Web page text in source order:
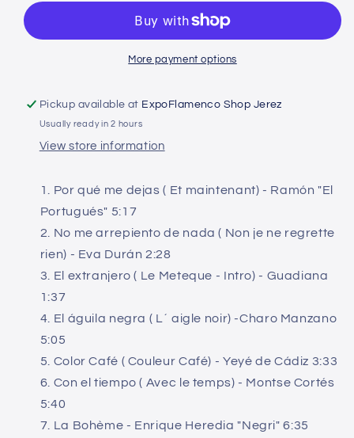
flamenco
francesa
Homenaje
flamenco
francesa
More payment options
Pickup available at ExpoFlamenco Shop Jerez
Usually ready in 2 hours
View store information
Por qué me dejas ( Et maintenant) - Ramón "El
Portugués" 5:17
No me arrepiento de nada ( Non je ne regrette
rien) - Eva Durán 2:28
El extranjero ( Le Meteque - Intro) - Guadiana
1:37
El águila negra ( L´ aigle noir) -Charo Manzano
5:05
Color Café ( Couleur Café) - Yeyé de Cádiz 3:33
Con el tiempo ( Avec le temps) - Montse Cortés
5:40
La Bohème - Enrique Heredia "Negri" 6:35